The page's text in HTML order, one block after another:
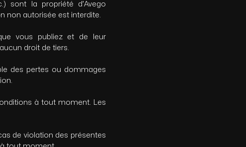
sont la propriété d’Avego
non autorisée est interdite.
vous publiez et de leur
droit de tiers.
des pertes ou dommages
à tout moment. Les
de violation des présentes